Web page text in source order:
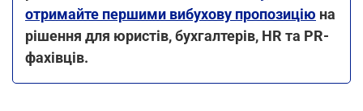
отримайте першими вибухову пропозицію на
рішення для юристів, бухгалтерів, HR та PR-
фахівців.